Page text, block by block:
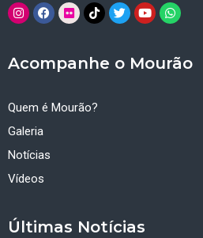
Acompanhe o Mourão
Quem é Mourão?
Galeria
Notícias
Vídeos
Últimas Notícias